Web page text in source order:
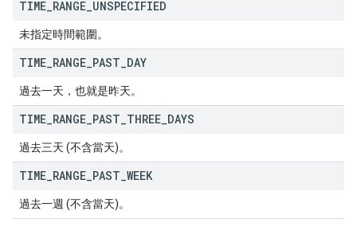
TIME RANGE UNSPECIFIED
未指定時間範圍。
TIME RANGE PAST DAY
過去一天，也就是昨天。
TIME RANGE PAST THREE DAYS
過去三天 (不含當天)。
TIME RANGE PAST WEEK
過去一週 (不含當天)。